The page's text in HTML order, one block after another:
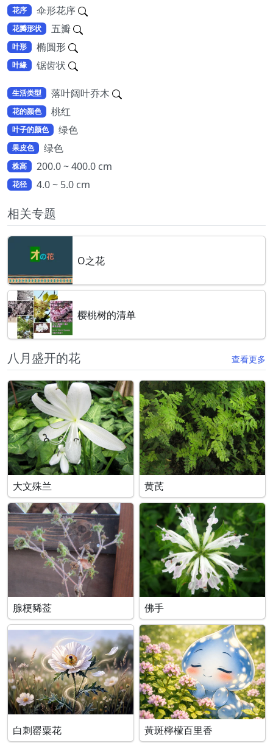
花序 伞形花序
花瓣形状 五瓣
叶形 椭圆形
叶緣 锯齿状
生活类型 落叶阔叶乔木
花的颜色 桃红
叶子的颜色 绿色
果皮色 绿色
株高 200.0 ~ 400.0 cm
花径 4.0 ~ 5.0 cm
相关专题
O之花
樱桃树的清单
八月盛开的花 查看更多
大文殊兰 黄芪
腺梗豨莶 佛手
白刺罂粟花 黃斑檸檬百里香